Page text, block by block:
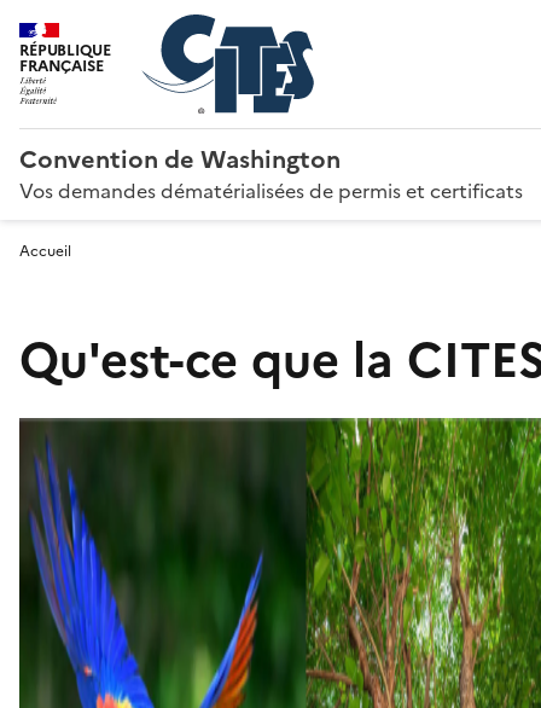
RÉPUBLIQUE
FRANÇAISE
Convention de Washington
Vos demandes dématérialisées de permis et certificats
Accueil
Qu'est-ce que la